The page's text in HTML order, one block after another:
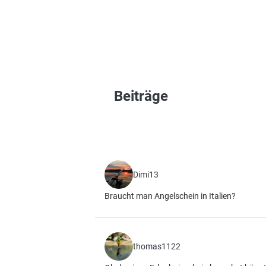
Beiträge
Dimi13
Braucht man Angelschein in Italien?
thomas1122